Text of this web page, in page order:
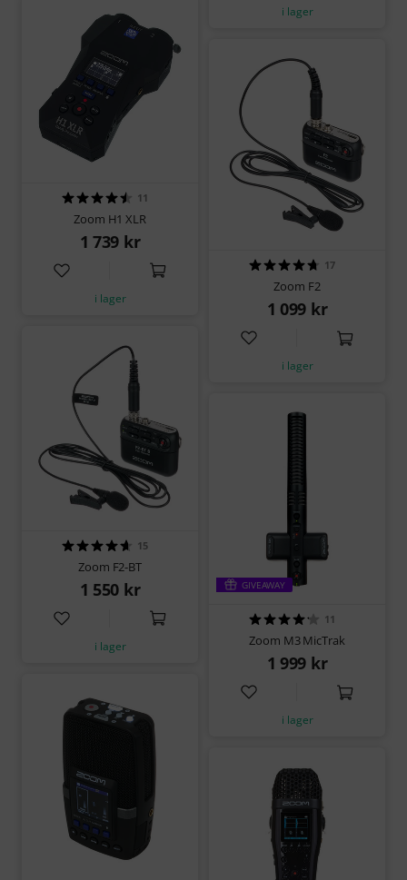
i lager
11
Zoom H1 XLR
1 739 kr
i lager
17
Zoom F2
1 099 kr
i lager
15
Zoom F2-BT
1 550 kr
i lager
GIVEAWAY
11
Zoom M3 MicTrak
1 999 kr
i lager